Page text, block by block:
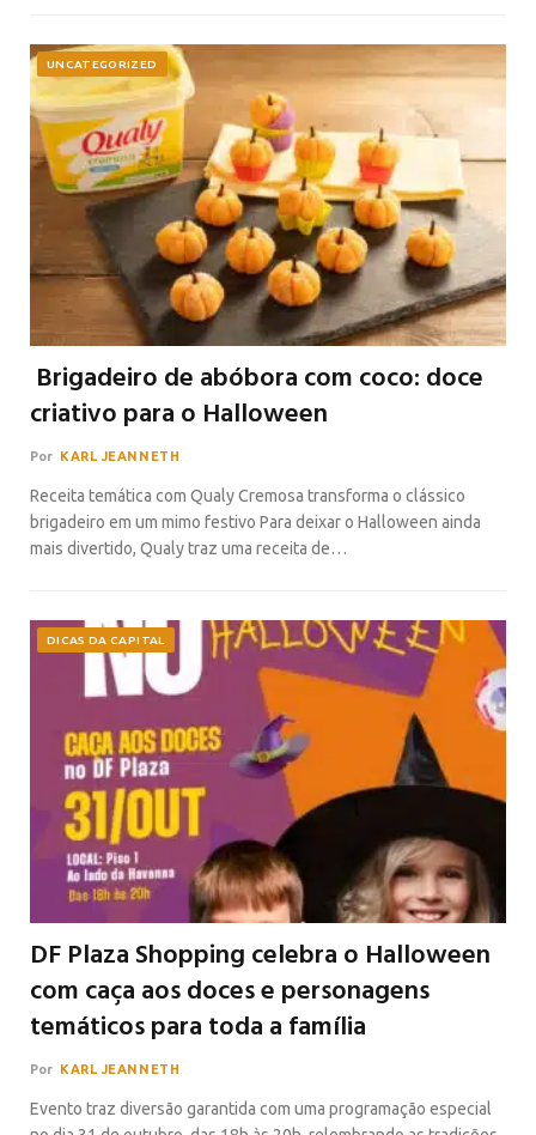
UNCATEGORIZED
Brigadeiro de abóbora com coco: doce
criativo para o Halloween
Por KARL JEANNETH
Receita temática com Qualy Cremosa transforma o clássico
brigadeiro em um mimo festivo Para deixar o Halloween ainda
mais divertido, Qualy traz uma receita de…
DICAS DA CAPITAL
DF Plaza Shopping celebra o Halloween
com caça aos doces e personagens
temáticos para toda a família
Por KARL JEANNETH
Evento traz diversão garantida com uma programação especial